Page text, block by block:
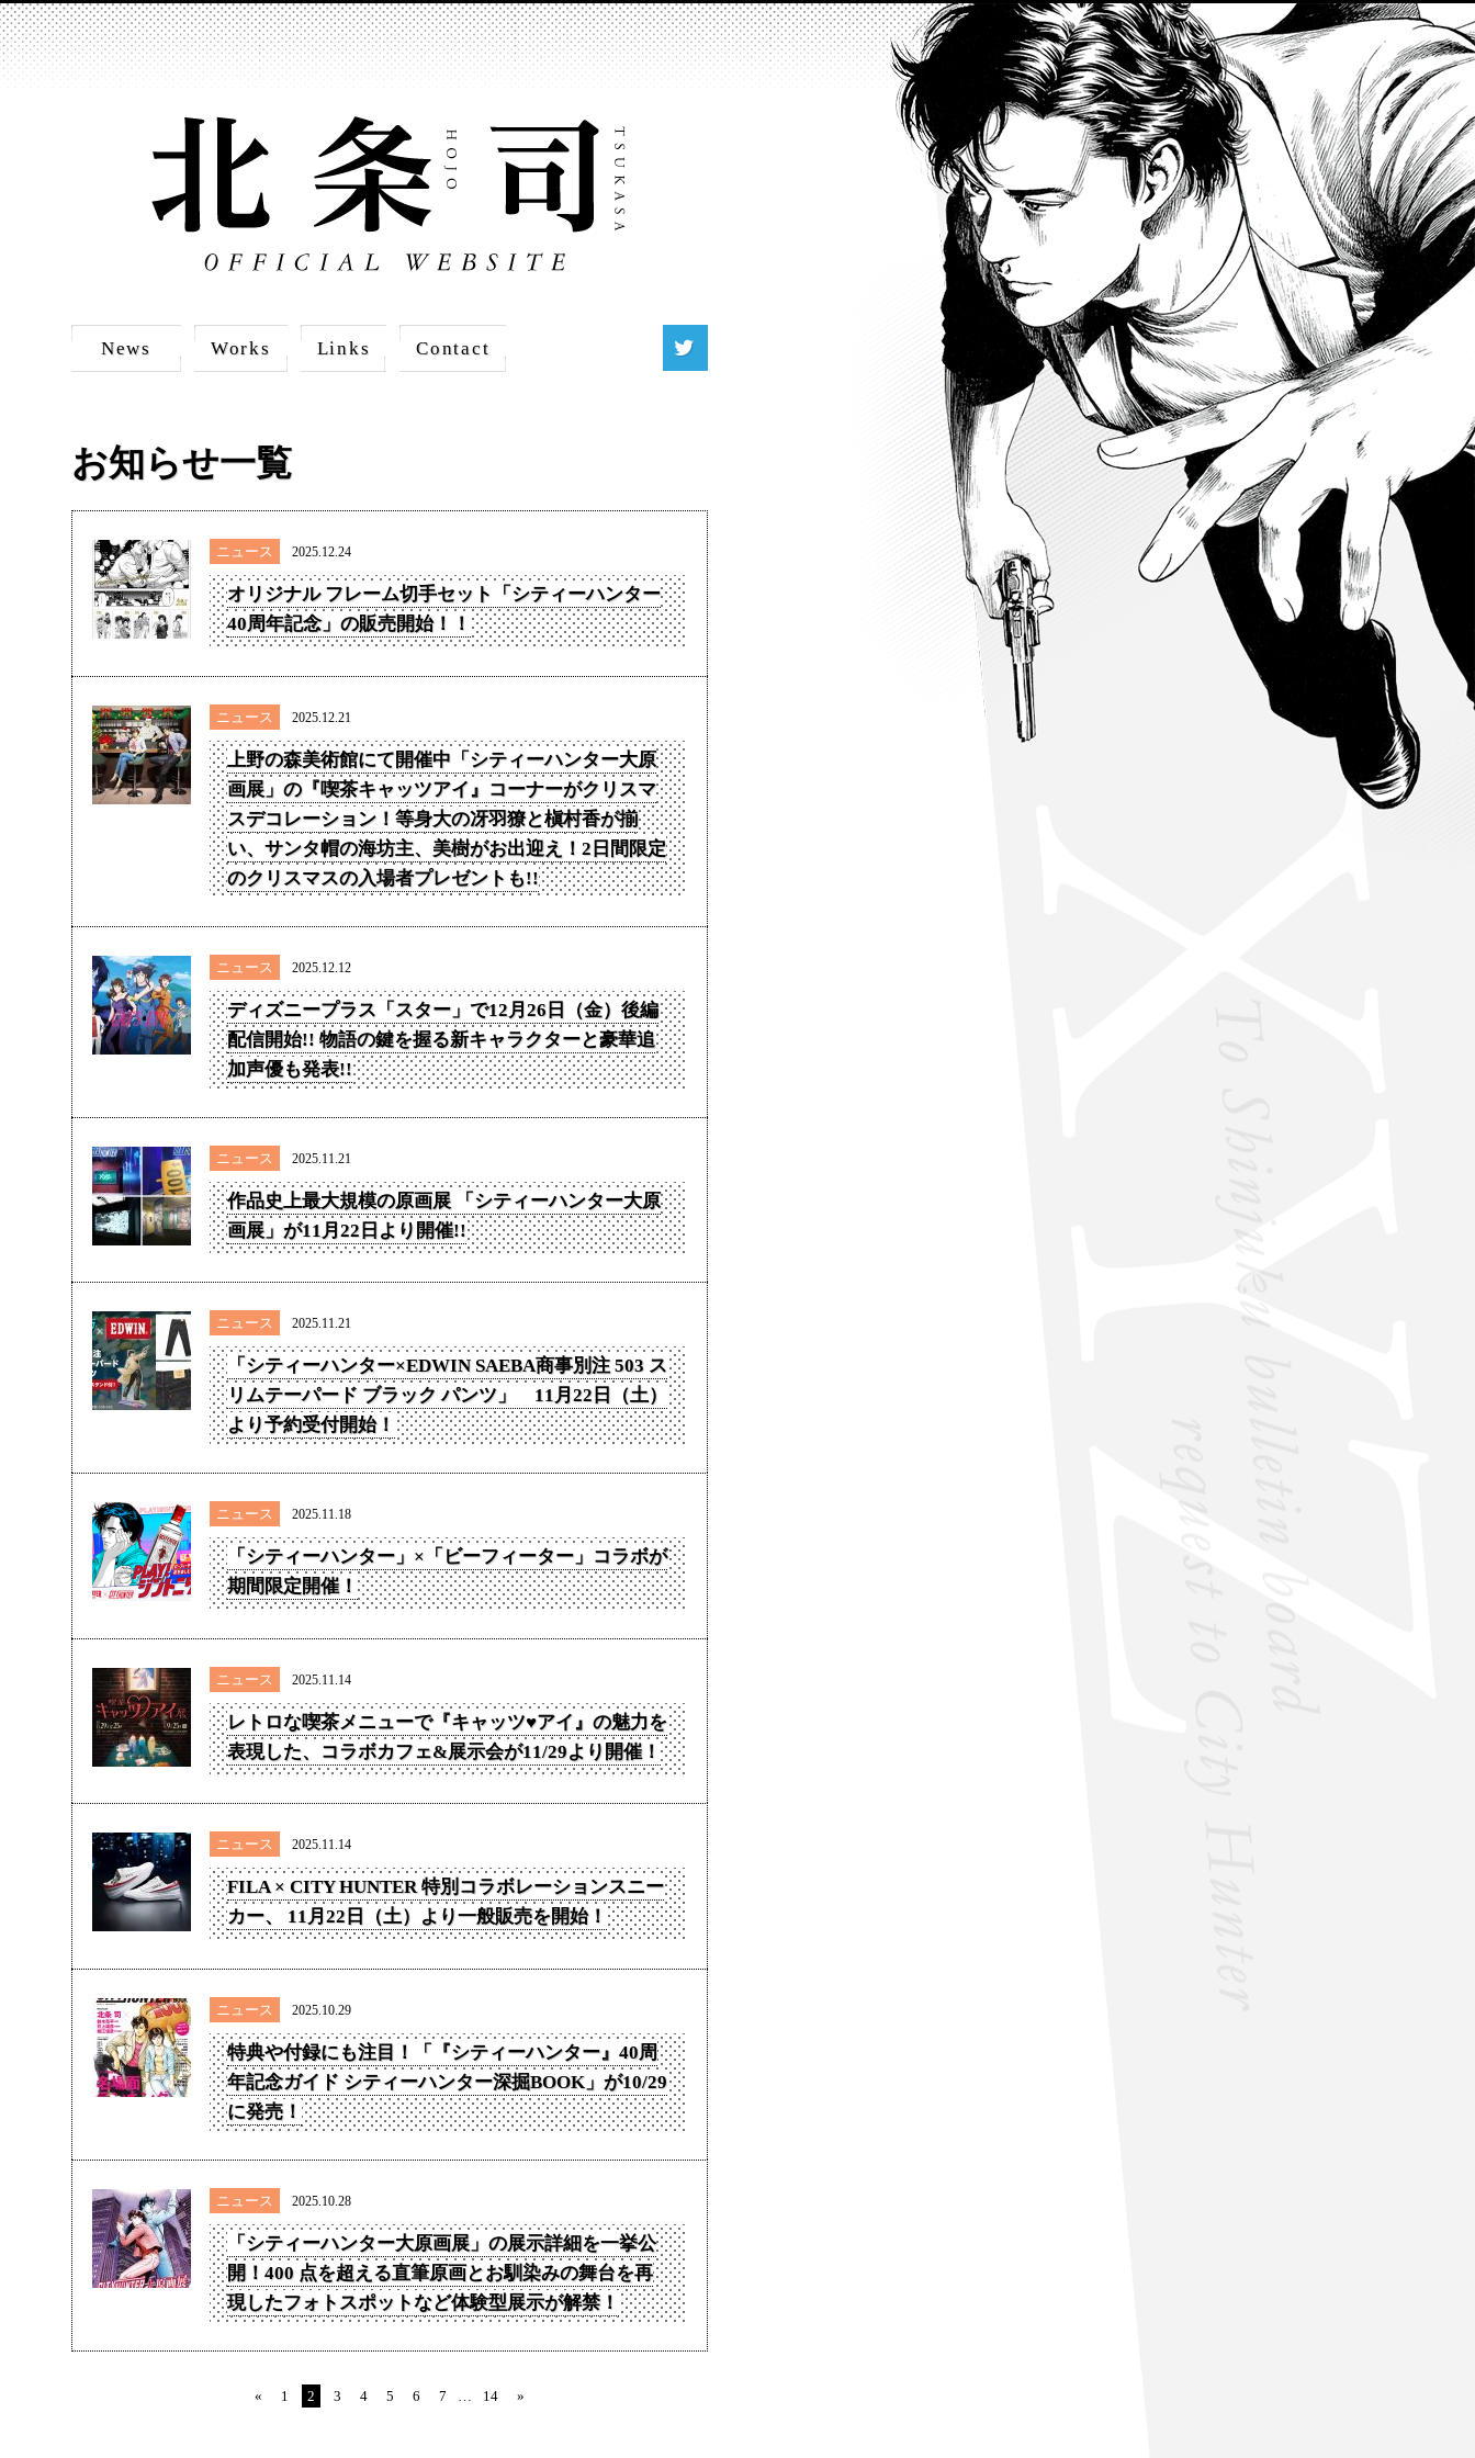
News Works Links Contact
お知らせ一覧
ニュース 2025.12.24
オリジナル フレーム切手セット「シティーハンター
40周年記念」の販売開始！！
ニュース 2025.12.21
上野の森美術館にて開催中「シティーハンター大原
画展」の『喫茶キャッツアイ』コーナーがクリスマ
スデコレーション！等身大の冴羽獠と槇村香が揃
い、サンタ帽の海坊主、美樹がお出迎え！2日間限定
のクリスマスの入場者プレゼントも!!
ニュース 2025.12.12
ディズニープラス「スター」で12月26日（金）後編
配信開始!! 物語の鍵を握る新キャラクターと豪華追
加声優も発表!!
ニュース 2025.11.21
作品史上最大規模の原画展 「シティーハンター大原
画展」が11月22日より開催!!
ニュース 2025.11.21
「シティーハンター×EDWIN SAEBA商事別注 503 ス
リムテーパード ブラック パンツ」 11月22日（土）
より予約受付開始！
ニュース 2025.11.18
「シティーハンター」×「ビーフィーター」コラボが
期間限定開催！
ニュース 2025.11.14
レトロな喫茶メニューで『キャッツ♥アイ』の魅力を
表現した、コラボカフェ&展示会が11/29より開催！
ニュース 2025.11.14
FILA × CITY HUNTER 特別コラボレーションスニー
カー、 11月22日（土）より一般販売を開始！
ニュース 2025.10.29
特典や付録にも注目！「『シティーハンター』40周
年記念ガイド シティーハンター深掘BOOK」が10/29
に発売！
ニュース 2025.10.28
「シティーハンター大原画展」の展示詳細を一挙公
開！400 点を超える直筆原画とお馴染みの舞台を再
現したフォトスポットなど体験型展示が解禁！
« 1 2 3 4 5 6 7 14 »